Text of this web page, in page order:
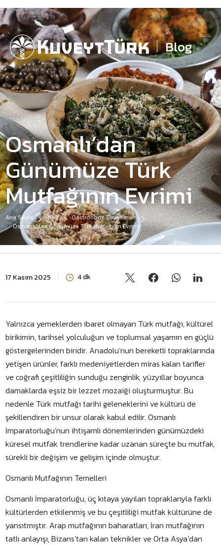
Blog
Osmanlı’dan
Günümüze Türk
Mutfağının Evrimi
Ana Sayfa Blog
Gastronomi Seyahatleri
Osmanlı’dan Günümüze Türk Mutfağının Evrimi
17 Kasım 2025 4 dk
Yalnızca yemeklerden ibaret olmayan Türk mutfağı, kültürel
birikimin, tarihsel yolculuğun ve toplumsal yaşamın en güçlü
göstergelerinden biridir. Anadolu’nun bereketli topraklarında
yetişen ürünler, farklı medeniyetlerden miras kalan tarifler
ve coğrafi çeşitliliğin sunduğu zenginlik, yüzyıllar boyunca
damaklarda eşsiz bir lezzet mozaiği oluşturmuştur. Bu
nedenle Türk mutfağı tarihi geleneklerini ve kültürü de
şekillendiren bir unsur olarak kabul edilir. Osmanlı
İmparatorluğu’nun ihtişamlı dönemlerinden günümüzdeki
küresel mutfak trendlerine kadar uzanan süreçte bu mutfak,
sürekli bir değişim ve gelişim içinde olmuştur.
Osmanlı Mutfağının Temelleri
Osmanlı İmparatorluğu, üç kıtaya yayılan topraklarıyla farklı
kültürlerden etkilenmiş ve bu çeşitliliği mutfak kültürüne de
yansıtmıştır. Arap mutfağının baharatları, İran mutfağının
tatlı anlayışı, Bizans’tan kalan teknikler ve Orta Asya’dan